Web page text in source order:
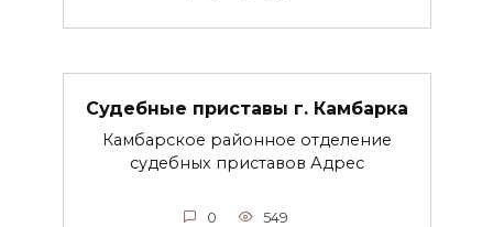
Судебные приставы г. Камбарка
Камбарское районное отделение
судебных приставов Адрес
0 549